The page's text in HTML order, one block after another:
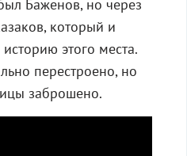
Баженов, но через
который и
этого места.
перестроено, но
заброшено.